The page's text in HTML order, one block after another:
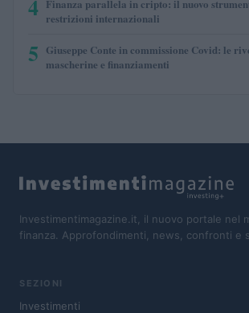
4 Finanza parallela in cripto: il nuovo
restrizioni internazionali
5 Giuseppe Conte in commissione Covid: le
mascherine e finanziamenti
Investimentimagazine.it, il nuovo portale nel
finanza. Approfondimenti, news, confronti e
SEZIONI
Investimenti